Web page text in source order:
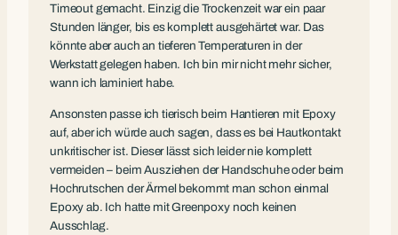
Timeout gemacht. Einzig die Trockenzeit war ein paar
Stunden länger, bis es komplett ausgehärtet war. Das
könnte aber auch an tieferen Temperaturen in der
Werkstatt gelegen haben. Ich bin mir nicht mehr sicher,
wann ich laminiert habe.
Ansonsten passe ich tierisch beim Hantieren mit Epoxy
auf, aber ich würde auch sagen, dass es bei Hautkontakt
unkritischer ist. Dieser lässt sich leider nie komplett
vermeiden – beim Ausziehen der Handschuhe oder beim
Hochrutschen der Ärmel bekommt man schon einmal
Epoxy ab. Ich hatte mit Greenpoxy noch keinen
Ausschlag.